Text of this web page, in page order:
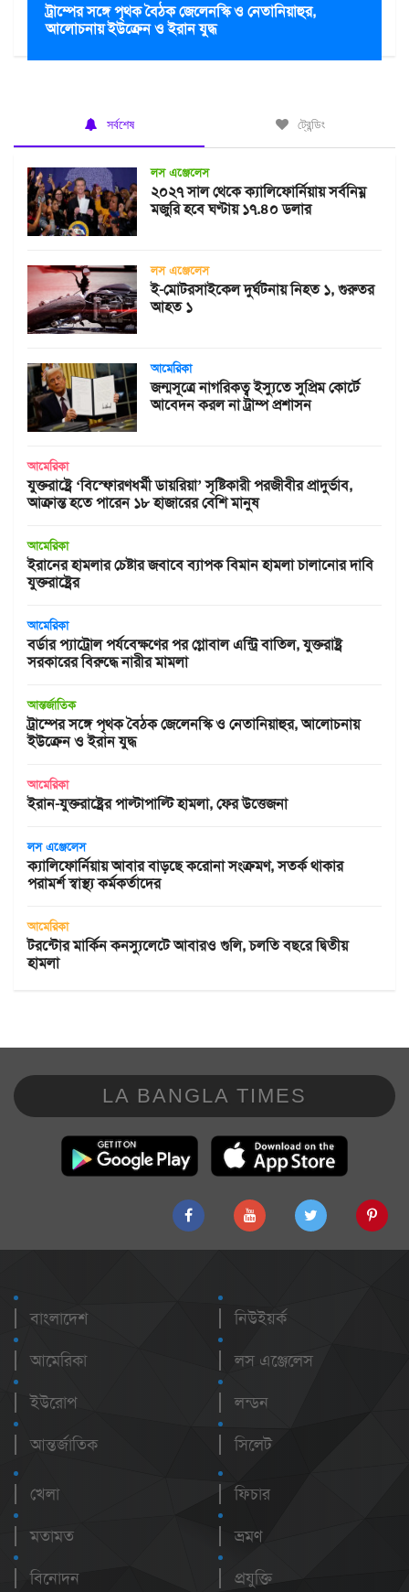
ট্রাম্পের সঙ্গে পৃথক বৈঠক জেলেনস্কি ও নেতানিয়াহুর,
আলোচনায় ইউক্রেন ও ইরান যুদ্ধ
সর্বশেষ ট্রেন্ডিং
লস এঞ্জেলেস
২০২৭ সাল থেকে ক্যালিফোর্নিয়ায় সর্বনিম্ন
মজুরি হবে ঘণ্টায় ১৭.৪০ ডলার
লস এঞ্জেলেস
ই-মোটরসাইকেল দুর্ঘটনায় নিহত ১, গুরুতর
আহত ১
আমেরিকা
জন্মসূত্রে নাগরিকত্ব ইস্যুতে সুপ্রিম কোর্টে
আবেদন করল না ট্রাম্প প্রশাসন
আমেরিকা
যুক্তরাষ্ট্রে ‘বিস্ফোরণধর্মী ডায়রিয়া’ সৃষ্টিকারী পরজীবীর প্রাদুর্ভাব,
আক্রান্ত হতে পারেন ১৮ হাজারের বেশি মানুষ
আমেরিকা
ইরানের হামলার চেষ্টার জবাবে ব্যাপক বিমান হামলা চালানোর দাবি
যুক্তরাষ্ট্রের
আমেরিকা
বর্ডার প্যাট্রোল পর্যবেক্ষণের পর গ্লোবাল এন্ট্রি বাতিল, যুক্তরাষ্ট্র
সরকারের বিরুদ্ধে নারীর মামলা
আন্তর্জাতিক
ট্রাম্পের সঙ্গে পৃথক বৈঠক জেলেনস্কি ও নেতানিয়াহুর, আলোচনায়
ইউক্রেন ও ইরান যুদ্ধ
আমেরিকা
ইরান-যুক্তরাষ্ট্রের পাল্টাপাল্টি হামলা, ফের উত্তেজনা
লস এঞ্জেলেস
ক্যালিফোর্নিয়ায় আবার বাড়ছে করোনা সংক্রমণ, সতর্ক থাকার
পরামর্শ স্বাস্থ্য কর্মকর্তাদের
আমেরিকা
টরন্টোর মার্কিন কনস্যুলেটে আবারও গুলি, চলতি বছরে দ্বিতীয়
হামলা
LA BANGLA TIMES
বাংলাদেশ
আমেরিকা
ইউরোপ
আন্তর্জাতিক
নিউইয়র্ক
লস এঞ্জেলেস
লন্ডন
সিলেট
খেলা
মতামত
বিনোদন
ফিচার
ভ্রমণ
প্রযুক্তি